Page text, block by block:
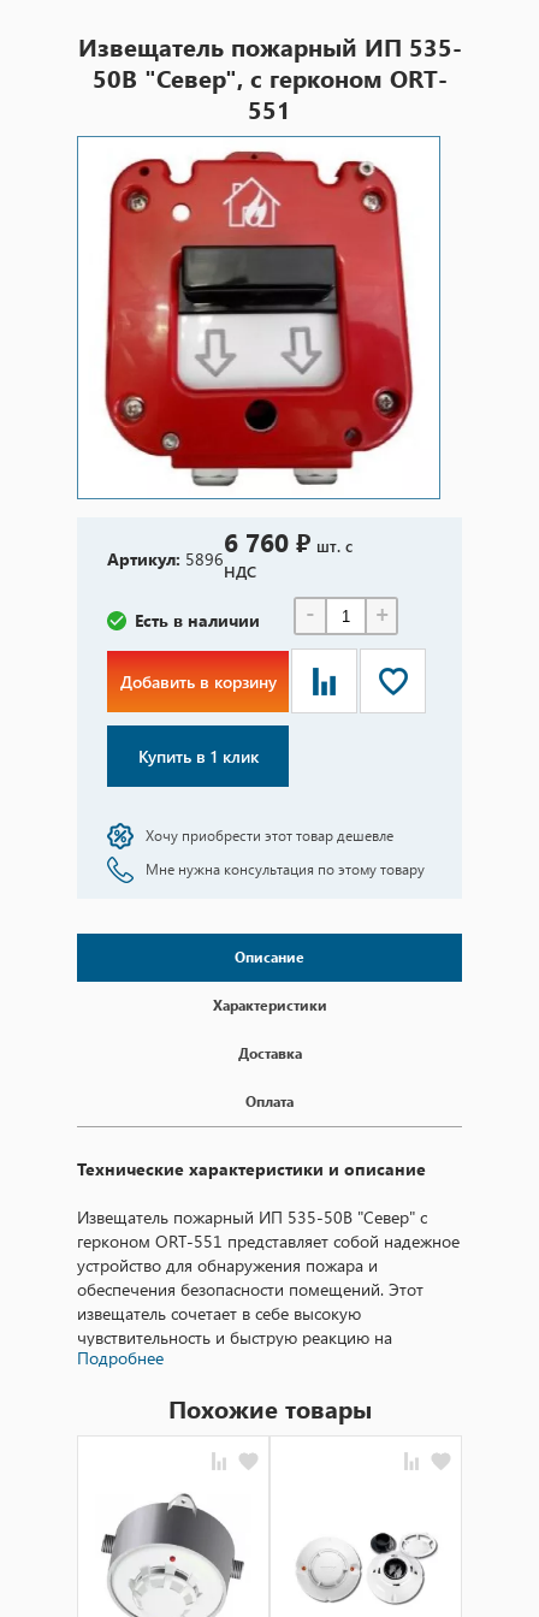
Извещатель пожарный ИП 535-
50В "Север", с герконом ORT-
551
Артикул: 58966 760 ₽ шт. с
НДС
Есть в наличии - +
Добавить в корзину
Купить в 1 клик
Хочу приобрести этот товар дешевле
Мне нужна консультация по этому товару
Описание
Характеристики
Доставка
Оплата
Технические характеристики и описание
Извещатель пожарный ИП 535-50В "Север" с
герконом ORT-551 представляет собой надежное
устройство для обнаружения пожара и
обеспечения безопасности помещений. Этот
извещатель сочетает в себе высокую
чувствительность и быструю реакцию на
возгорание, обеспечивая оперативное
геркон ORT-551 дополняет функциональность
устройства, расширяя его возможности.
1. **Тип датчика**: Ионоизационный.
2. **Напряжение питания**: 24 В постоянного
тока.
3. **Ток потребления в режиме ожидания**: не
более 60 мкА.
Подробнее
Похожие товары